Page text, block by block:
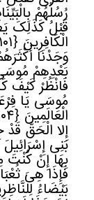
رُسُلُهُمْ
قَبْلُ کَذَلِکَ
الْکَافِرِینَ﴿١٠١﴾
وَجَدْنَا
بَعْدِهِمْ مُوسَى
فَانْظُرْ کَیْفَ
مُوسَى یَا
الْعَالَمِینَ ﴿
إِلا الْحَقَّ
بَنِی إِسْرَائِیلَ
بِهَا إِنْ
فَإِذَا هِیَ
بَیْضَاءُ